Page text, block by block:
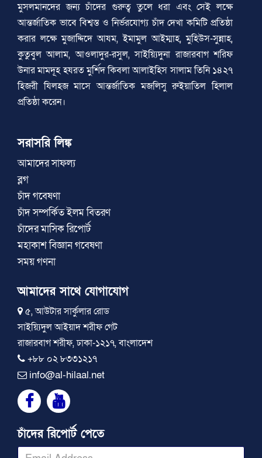
মুসলমানদের জন্য চাঁদের গুরুত্ব তুলে ধরা এবং সেই লক্ষে
আন্তর্জাতিক ভাবে বিশ্বস্ত ও নির্ভরযোগ্য চাঁদ দেখা কমিটি প্রতিষ্ঠা
করার লক্ষে মুজাদ্দিদে আযম, ইমামুল আইম্মাহ, মুহিউস-সুন্নাহ,
কুতুবুল আলাম, আওলাদুর-রসুল, সাইয়্যিদুনা রাজারবাগ শরিফ
উনার মামদূহ হযরত মুর্শিদ কিবলা আলাইহিস সালাম তিনি ১৪২৭
হিজরী যিলহজ মাসে আন্তর্জাতিক মজলিসু রুইয়াতিল হিলাল
প্রতিষ্ঠা করেন।
সরাসরি লিঙ্ক
আমাদের সাফল্য
ব্লগ
চাঁদ গবেষণা
চাঁদ সম্পর্কিত ইলম বিতরণ
চাঁদের মাসিক রিপোর্ট
মহাকাশ বিজ্ঞান গবেষণা
সময় গণনা
আমাদের সাথে যোগাযোগ
৫, আউটার সার্কুলার রোড
সাইয়্যিদুল আইয়াদ শরীফ গেট
রাজারবাগ শরীফ, ঢাকা-১২১৭, বাংলাদেশ
+৮৮ ০২ ৮৩৩১২১৭
info@al-hilaal.net
চাঁদের রিপোর্ট পেতে